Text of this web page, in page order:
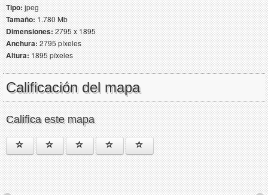
Tipo:jpeg
Tamaño:1.780 Mb
Dimensiones:2795 x 1895
Anchura:2795 píxeles
Altura:1895 píxeles
Calificación del mapa
Califica este mapa